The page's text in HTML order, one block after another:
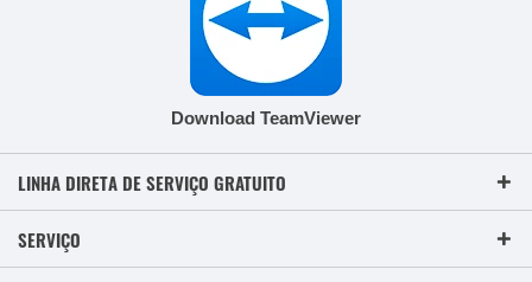
Download TeamViewer
LINHA DIRETA DE SERVIÇO GRATUITO
SERVIÇO